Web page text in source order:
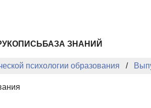
БАЗА ЗНАНИЙ
психологии образования